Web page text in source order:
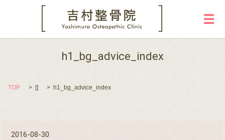
メ
h1_bg_advice_index
TOP [] h1_bg_advice_index
2016-08-30